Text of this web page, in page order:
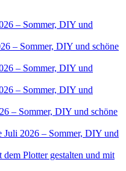
– Sommer, DIY und
– Sommer, DIY und schöne
– Sommer, DIY und
– Sommer, DIY und
– Sommer, DIY und schöne
Juli 2026 – Sommer, DIY und
Plotter gestalten und mit